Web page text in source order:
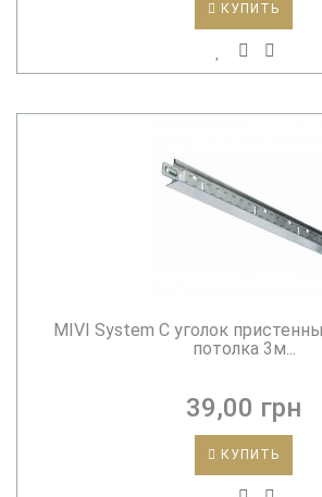
КУПИТЬ
MIVI System C уголок
потолка 3м...
39,00 грн
КУПИТЬ